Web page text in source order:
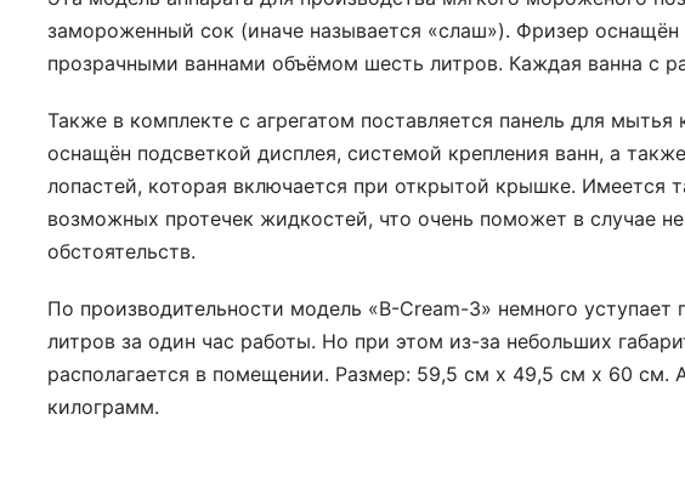
замороженный сок (иначе называется «слаш»). Фризер
прозрачными ваннами объёмом шесть литров. Каждая ванна с
Также в комплекте с агрегатом поставляется панель для мытья
оснащён подсветкой дисплея, системой крепления ванн, а
лопастей, которая включается при открытой крышке. Имеется
возможных протечек жидкостей, что очень поможет в случае
обстоятельств.
По производительности модель «B-Cream-3» немного уступает
литров за один час работы. Но при этом из-за небольших
располагается в помещении. Размер: 59,5 см х 49,5 см х 60 см.
килограмм.